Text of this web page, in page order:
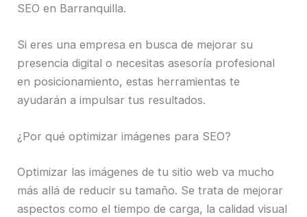
SEO en Barranquilla.
Si eres una empresa en busca de mejorar su
presencia digital o necesitas asesoría profesional
en posicionamiento, estas herramientas te
ayudarán a impulsar tus resultados.
¿Por qué optimizar imágenes para SEO?
Optimizar las imágenes de tu sitio web va mucho
más allá de reducir su tamaño. Se trata de mejorar
aspectos como el tiempo de carga, la calidad visual